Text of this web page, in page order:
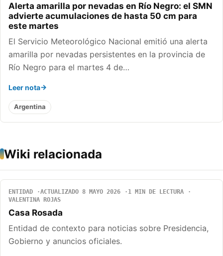
Alerta amarilla por nevadas en Río Negro: el SMN
advierte acumulaciones de hasta 50 cm para
este martes
El Servicio Meteorológico Nacional emitió una alerta
amarilla por nevadas persistentes en la provincia de
Río Negro para el martes 4 de…
Leer nota
Argentina
Wiki relacionada
ENTIDAD ACTUALIZADO 8 MAYO 2026
1 MIN DE LECTURA
VALENTINA ROJAS
Casa Rosada
Entidad de contexto para noticias sobre Presidencia,
Gobierno y anuncios oficiales.